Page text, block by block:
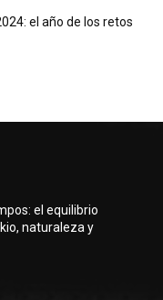
el año de los retos
el equilibrio
naturaleza y